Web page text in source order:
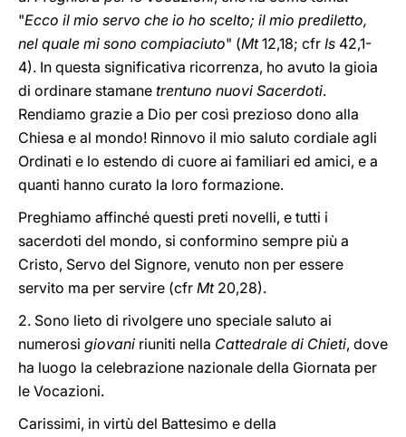
"Ecco il mio servo che io ho scelto; il mio prediletto,
nel quale mi sono compiaciuto" (Mt12,18; cfr Is 42,1-
4). In questa significativa ricorrenza, ho avuto la gioia
di ordinare stamane trentuno nuovi Sacerdoti.
Rendiamo grazie a Dio per così prezioso dono alla
Chiesa e al mondo! Rinnovo il mio saluto cordiale agli
Ordinati e lo estendo di cuore ai familiari ed amici, e a
quanti hanno curato la loro formazione.
Preghiamo affinché questi preti novelli, e tutti i
sacerdoti del mondo, si conformino sempre più a
Cristo, Servo del Signore, venuto non per essere
servito ma per servire (cfr Mt20,28).
2. Sono lieto di rivolgere uno speciale saluto ai
numerosi giovani riuniti nella Cattedrale di Chieti, dove
ha luogo la celebrazione nazionale della Giornata per
le Vocazioni.
Carissimi, in virtù del Battesimo e della